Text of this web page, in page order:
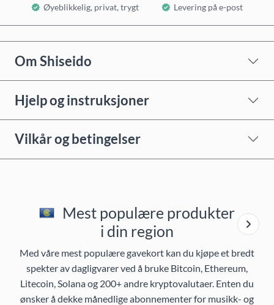
Øyeblikkelig, privat, trygt Levering på e-post
Om Shiseido
Hjelp og instruksjoner
Vilkår og betingelser
Mest populære produkter
i din region
Med våre mest populære gavekort kan du kjøpe et bredt
spekter av dagligvarer ved å bruke Bitcoin, Ethereum,
Litecoin, Solana og 200+ andre kryptovalutaer. Enten du
ønsker å dekke månedlige abonnementer for musikk- og